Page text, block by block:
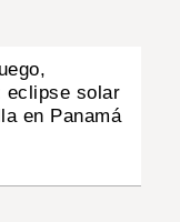
eclipse solar
en Panamá